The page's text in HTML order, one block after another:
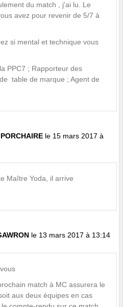
du match , j'ai lu. Le
avez pour revenir de 5/7 à
si mental et technique vous
PPC7 ; Rapporteur des
table de marque ; Agent de
le 15 mars 2017 à
Maître Yoda, il arrive
le 13 mars 2017 à 13:14
match à MC assurera le
aux deux équipes en cas